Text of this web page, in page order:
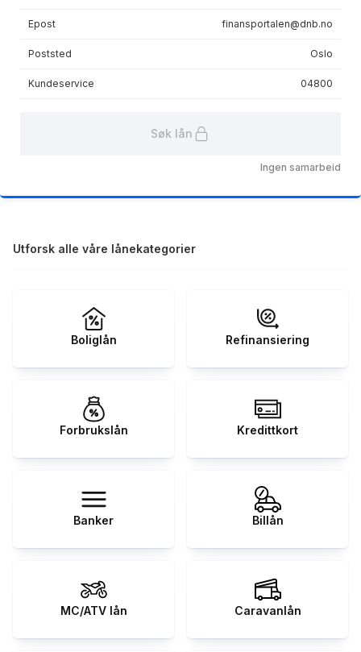
Epost finansportalen@dnb.no
Poststed Oslo
Kundeservice 04800
Søk lån
Ingen samarbeid
Utforsk alle våre lånekategorier
Boliglån Refinansiering
Forbrukslån Kredittkort
Banker Billån
MC/ATV lån Caravanlån